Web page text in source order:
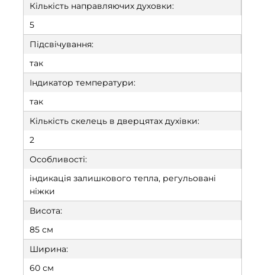
Кількість направляючих духовки:
5
Підсвічування:
так
Індикатор температури:
так
Кількість скелець в дверцятах духівки:
2
Особливості:
індикація залишкового тепла, регульовані
ніжки
Висота:
85 см
Ширина:
60 см